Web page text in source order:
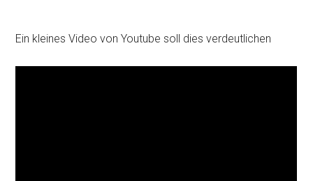
Ein kleines Video von Youtube soll dies verdeutlichen